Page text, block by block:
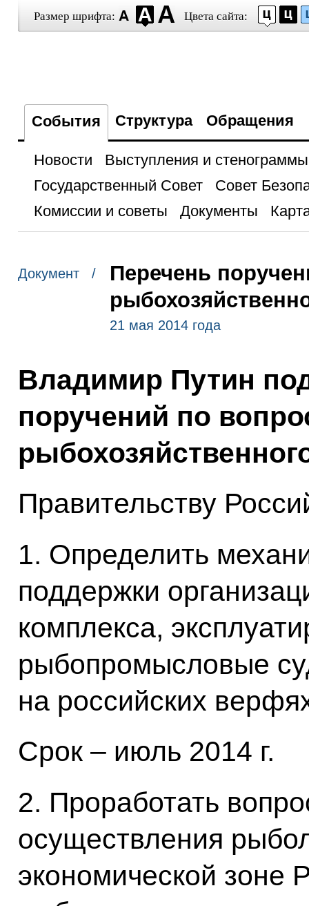
Размер шрифта: Цвета сайта:
События Структура Обращения
Новости
Выступления и стенограммы
Государственный Совет
Совет
Комиссии и советы
Документы
Документ /
Перечень
21 мая 2014 года
Владимир Путин
поручений по
Правительству
1. Определить
поддержки
комплекса,
рыбопромысловые
на российских
Срок – июль 2014 г.
2. Проработать
осуществления
экономической зоне